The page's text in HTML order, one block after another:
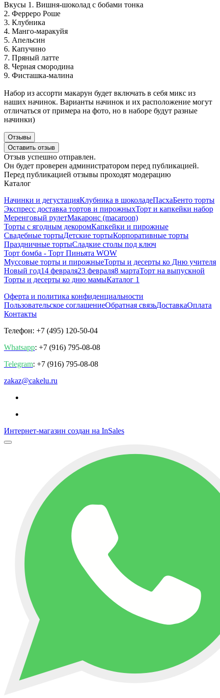
Вкусы 1. Вишня-шоколад с бобами тонка
2. Ферреро Роше
3. Клубника
4. Манго-маракуйя
5. Апельсин
6. Капучино
7. Пряный латте
8. Черная смородина
9. Фисташка-малина
Набор из ассорти макарун будет включать в себя микс из
наших начинок. Варианты начинок и их расположение могут
отличаться от примера на фото, но в наборе будут разные
начинки)
Отзывы
Оставить отзыв
Отзыв успешно отправлен.
Он будет проверен администратором перед публикацией.
Перед публикацией отзывы проходят модерацию
Каталог
Начинки и дегустацияКлубника в шоколадеПасхаБенто торты
Экспресс доставка тортов и пирожныхТорт и капкейки набор
Меренговый рулетМакаронс (macaroon)
Торты с ягодным декоромКапкейки и пирожные
Свадебные тортыДетские тортыКорпоративные торты
Праздничные тортыСладкие столы под ключ
Торт бомба - Торт Пиньята WOW
Муссовые торты и пирожныеТорты и десерты ко Дню учителя
Новый год14 февраля23 февраля8 мартаТорт на выпускной
Торты и десерты ко дню мамыКаталог 1
Оферта и политика конфиденциальности
Пользовательское соглашениеОбратная связьДоставкаОплата
Контакты
Телефон: +7 (495) 120-50-04
Whatsapp: +7 (916) 795-08-08
Telegram: +7 (916) 795-08-08
zakaz@cakelu.ru
Интернет-магазин создан на InSales